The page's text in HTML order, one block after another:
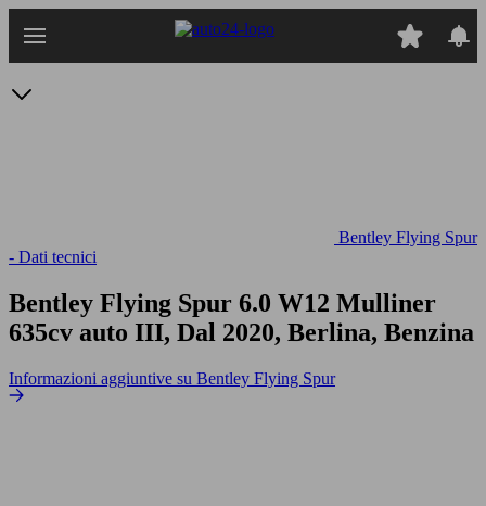
Bentley Flying Spur
- Dati tecnici
Bentley Flying Spur 6.0 W12 Mulliner
635cv auto III, Dal 2020, Berlina, Benzina
Informazioni aggiuntive su Bentley Flying Spur